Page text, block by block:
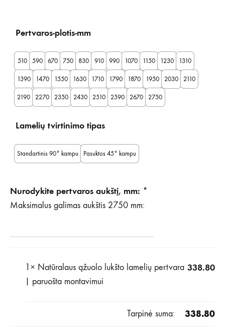
Pertvaros-plotis-mm
510 590 670 750 830 910 990 1070 1150 1230 1310
1390 1470 1550 1630 1710 1790 1870 1950 2030 2110
2190 2270 2350 2430 2510 2590 2670 2750
Lamelių tvirtinimo tipas
Standartinis 90° kampu Pasuktos 45° kampu
Nurodykite pertvaros aukštį, mm: *
Maksimalus galimas aukštis 2750 mm:
1× Natūralaus ąžuolo lukšto lamelių pertvara
| paruošta montavimui
338.80
Tarpinė suma: 338.80